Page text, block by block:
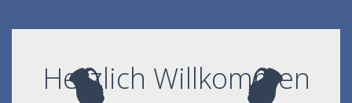
Herzlich Willkommen